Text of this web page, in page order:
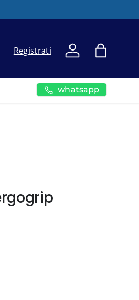
Registrati Accedi Borsa
whatsapp